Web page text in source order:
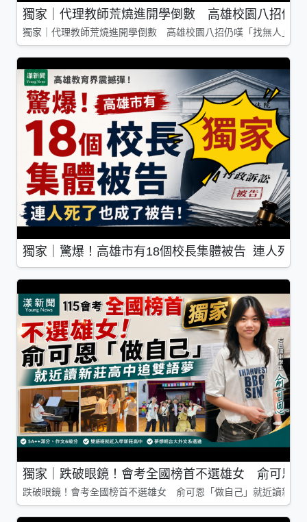
獨家｜代理教師荒燒進開學倒數 高雄校園八招仍
獨家｜代理教師荒燒進開學倒數 高雄校園八招仍嘆「找無人」
獨家｜驚爆！高雄市有18個校長集體被告 連人死了
獨家｜跌破眼鏡！會考全國榜首不選雄女 俞可恩
跌破眼鏡！會考全國榜首不選雄女 俞可恩「做自己」就近讀新莊